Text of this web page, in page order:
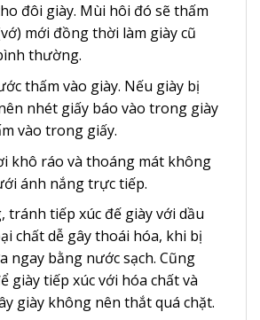
đôi giày. Mùi hôi đó sẽ thấm
mới đồng thời làm giày cũ
thường.
thấm vào giày. Nếu giày bị
nhét giấy báo vào trong giày
vào trong giấy.
khô ráo và thoáng mát không
ánh nắng trực tiếp.
tránh tiếp xúc đế giày với dầu
chất dễ gây thoái hóa, khi bị
ngay bằng nước sạch. Cũng
giày tiếp xúc với hóa chất và
giày không nên thắt quá chặt.